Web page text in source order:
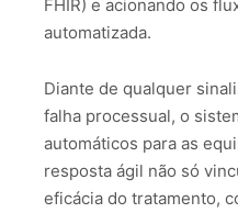
FHIR) e acionando os
automatizada.
Diante de qualquer
falha processual, o
automáticos para as
resposta ágil não só
eficácia do tratamento,